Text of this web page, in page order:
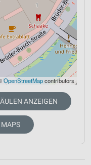
OpenStreetMapcontributors
ANZEIGEN